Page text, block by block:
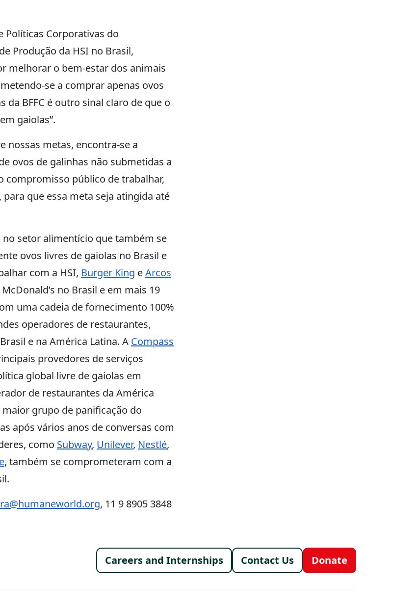
Políticas Corporativas do
Produção da HSI no Brasil,
melhorar o bem-estar dos animais
se a comprar apenas ovos
da BFFC é outro sinal claro de que o
gaiolas”.
nossas metas, encontra-se a
ovos de galinhas não submetidas a
compromisso público de trabalhar,
que essa meta seja atingida até
no setor alimentício que também se
ovos livres de gaiolas no Brasil e
com a HSI, Burger King eArcos
no Brasil e em mais 19
uma cadeia de fornecimento 100%
operadores de restaurantes,
e na América Latina. A Compass
provedores de serviços
global livre de gaiolas em
de restaurantes da América
maior grupo de panificação do
após vários anos de conversas com
como Subway, Unilever, Nestlé,
, também se comprometeram com a
, 11 9 8905 3848
Footer menu
Careers and Internships Contact Us Donate